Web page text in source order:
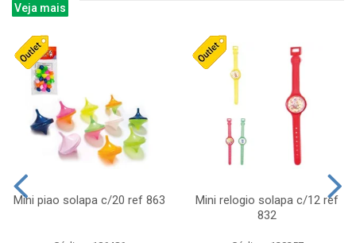
Veja mais
Mini piao solapa c/20 ref 863
Mini relogio solapa c/12 ref
832